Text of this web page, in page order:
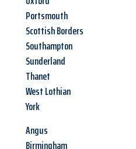
Portsmouth
Scottish Borders
Southampton
Sunderland
Thanet
West Lothian
York
Angus
Birmingham